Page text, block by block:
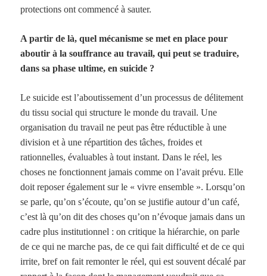
protections ont commencé à sauter.
A partir de là, quel mécanisme se met en place pour
aboutir à la souffrance au travail, qui peut se traduire,
dans sa phase ultime, en suicide ?
Le suicide est l’aboutissement d’un processus de délitement
du tissu social qui structure le monde du travail. Une
organisation du travail ne peut pas être réductible à une
division et à une répartition des tâches, froides et
rationnelles, évaluables à tout instant. Dans le réel, les
choses ne fonctionnent jamais comme on l’avait prévu. Elle
doit reposer également sur le « vivre ensemble ». Lorsqu’on
se parle, qu’on s’écoute, qu’on se justifie autour d’un café,
c’est là qu’on dit des choses qu’on n’évoque jamais dans un
cadre plus institutionnel : on critique la hiérarchie, on parle
de ce qui ne marche pas, de ce qui fait difficulté et de ce qui
irrite, bref on fait remonter le réel, qui est souvent décalé par